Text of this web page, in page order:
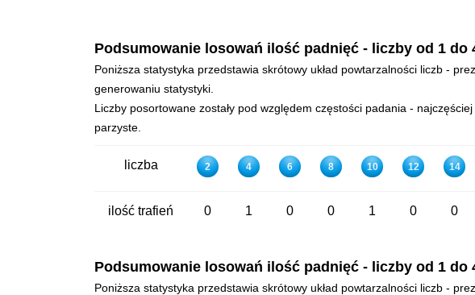
Podsumowanie losowań ilość padnięć - liczby od 1 do
Poniższa statystyka przedstawia skrótowy układ powtarzalności liczb -
generowaniu statystyki.
Liczby posortowane zostały pod względem częstości padania -
parzyste.
liczba 2 4 6 8 10 12 14
ilość trafień 0 1 0 0 1 0 0
Podsumowanie losowań ilość padnięć - liczby od 1 do
Poniższa statystyka przedstawia skrótowy układ powtarzalności liczb -